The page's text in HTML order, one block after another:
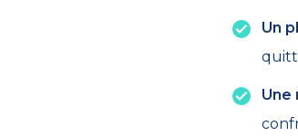
Un
Une